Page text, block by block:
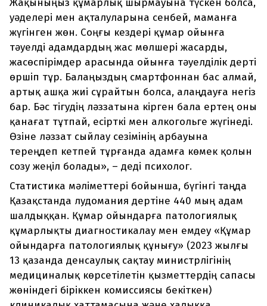
Жақыныңыз құмарлық шырмауына түскен болса,
уәделері мен ақталуларына сенбей, маманға
жүгінген жөн. Соңғы кездері құмар ойынға
тәуелді адамдардың жас мөлшері жасарды,
жасөспірімдер арасында ойынға тәуелділік дерті
өршіп тұр. Балаңыздың смартфоннан бас алмай,
артық ашқа жиі сұрайтын болса, алаңдауға негіз
бар. Бәс тігудің ләззатына кірген бала ертең оны
қанағат тұтпай, есірткі мен алкогольге жүгінеді.
Өзіне ләззат сыйлау сезімінің арбауына
тереңдеп кетпей тұрғанда адамға көмек қолын
созу жеңіл болады», – деді психолог.
Статистика мәліметтері бойынша, бүгінгі таңда
Қазақстанда лудомания дертіне 440 мың адам
шалдыққан. Құмар ойындарға патологиялық
құмарлықты диагностикалау мен емдеу «Құмар
ойындарға патологиялық құнығу» (2023 жылғы
13 қазанда денсаулық сақтау министрлігінің
медициналық көрсетілетін қызметтердің сапасы
жөніндегі біріккен комиссиясы бекіткен)